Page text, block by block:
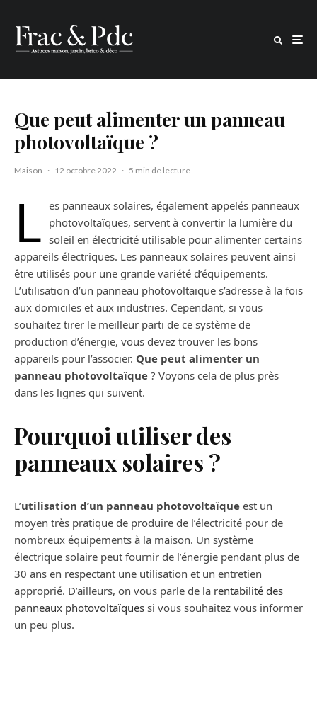
Que peut alimenter un panneau
photovoltaïque ?
Maison · 12 octobre 2022 · 5 min de lecture
L es panneaux solaires, également appelés panneaux
photovoltaïques, servent à convertir la lumière du
soleil en électricité utilisable pour alimenter certains
appareils électriques. Les panneaux solaires peuvent ainsi
être utilisés pour une grande variété d’équipements.
L’utilisation d’un panneau photovoltaïque s’adresse à la fois
aux domiciles et aux industries. Cependant, si vous
souhaitez tirer le meilleur parti de ce système de
production d’énergie, vous devez trouver les bons
appareils pour l’associer. Que peut alimenter un
panneau photovoltaïque ? Voyons cela de plus près
dans les lignes qui suivent.
Pourquoi utiliser des
panneaux solaires ?
L’utilisation d’un panneau photovoltaïque est un
moyen très pratique de produire de l’électricité pour de
nombreux équipements à la maison. Un système
électrique solaire peut fournir de l’énergie pendant plus de
30 ans en respectant une utilisation et un entretien
approprié. D’ailleurs, on vous parle de la rentabilité des
panneaux photovoltaïques si vous souhaitez vous informer
un peu plus.